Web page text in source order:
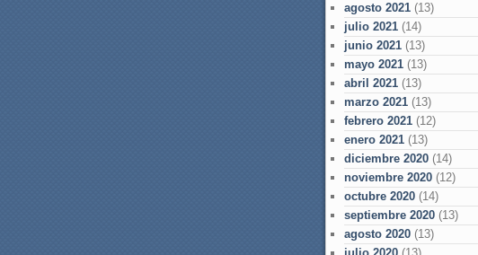
agosto 2021 (13)
julio 2021 (14)
junio 2021 (13)
mayo 2021 (13)
abril 2021 (13)
marzo 2021 (13)
febrero 2021 (12)
enero 2021 (13)
diciembre 2020 (14)
noviembre 2020 (12)
octubre 2020 (14)
septiembre 2020 (13)
agosto 2020 (13)